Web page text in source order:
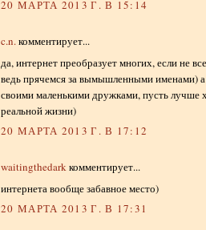
20 МАРТА 2013 Г. В 15:14
c.n.комментирует...
да, интернет преобразует многих, если не
ведь прячемся за вымышленными именами) а
своими маленькими дружками, пусть лучше
реальной жизни)
20 МАРТА 2013 Г. В 17:12
waitingthedarkкомментирует...
интернета вообще забавное место)
20 МАРТА 2013 Г. В 17:31